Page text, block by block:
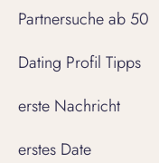
Partnersuche ab 50
Dating Profil Tipps
erste Nachricht
erstes Date